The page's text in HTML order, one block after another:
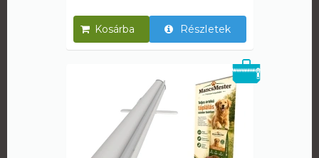
Részletek